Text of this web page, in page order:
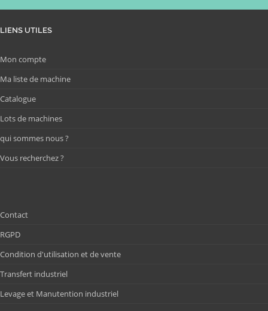
LIENS UTILES
Mon compte
Ma liste de machine
Catalogue
Lots de machines
qui sommes nous ?
Vous recherchez ?
Contact
RGPD
Condition d'utilisation et de vente
Transfert industriel
Levage et Manutention industriel